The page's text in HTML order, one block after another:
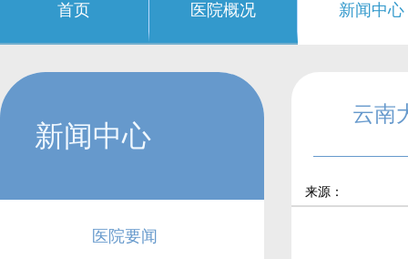
首页 医院概况 新闻中心
新闻中心
医院要闻
云南
来源：